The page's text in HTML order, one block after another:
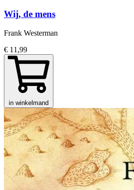
Wij, de mens
Frank Westerman
€ 11,99
in winkelmand